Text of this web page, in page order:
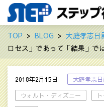
TOP BLOG 大庭孝志日
ロセス」であって「結果」で
2018年2月15日
大庭孝志
ウォルト・ディズニー